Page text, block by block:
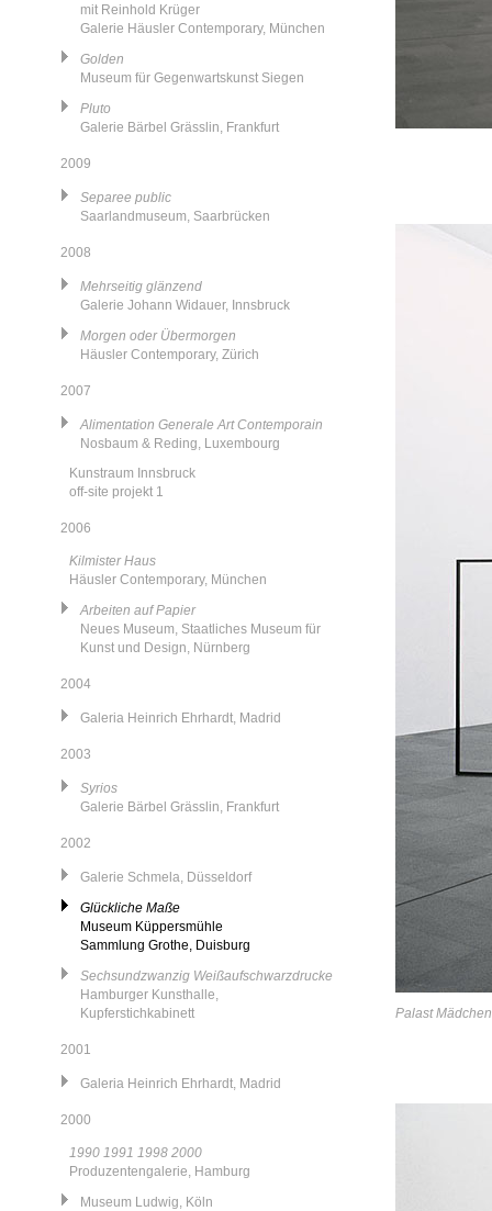
Palast Mädchen
mit Reinhold Krüger
Galerie Häusler Contemporary, München
Golden
Museum für Gegenwartskunst Siegen
Pluto
Galerie Bärbel Grässlin, Frankfurt
2009
Separee public
Saarlandmuseum, Saarbrücken
2008
Mehrseitig glänzend
Galerie Johann Widauer, Innsbruck
Morgen oder Übermorgen
Häusler Contemporary, Zürich
2007
Alimentation Generale Art Contemporain
Nosbaum & Reding, Luxembourg
Kunstraum Innsbruck
off-site projekt 1
2006
Kilmister Haus
Häusler Contemporary, München
Arbeiten auf Papier
Neues Museum, Staatliches Museum für
Kunst und Design, Nürnberg
2004
Galeria Heinrich Ehrhardt, Madrid
2003
Syrios
Galerie Bärbel Grässlin, Frankfurt
2002
Galerie Schmela, Düsseldorf
Glückliche Maße
Museum Küppersmühle
Sammlung Grothe, Duisburg
Sechsundzwanzig Weißaufschwarzdrucke
Hamburger Kunsthalle,
Kupferstichkabinett
2001
Galeria Heinrich Ehrhardt, Madrid
2000
1990 1991 1998 2000
Produzentengalerie, Hamburg
Museum Ludwig, Köln